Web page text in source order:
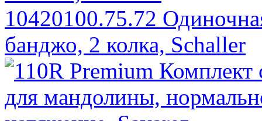
10420100.75.72
банджо, 2 колка, Schaller